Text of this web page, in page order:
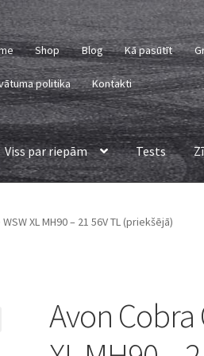
Shop Blog Kā pasūtīt
politika Kontakti
Viss par riepām Tests
XL MH90 – 21 56V TL (priekšējā)
Avon